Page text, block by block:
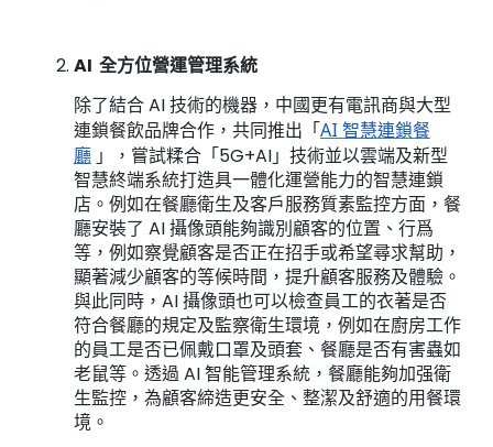
AI 全方位營運管理系統
除了結合 AI 技術的機器，中國更有電訊商與大型
連鎖餐飲品牌合作，共同推出 「AI 智慧連鎖餐
廳 」，嘗試糅合「5G+AI」技術並以雲端及新型
智慧終端系統打造具一體化運營能力的智慧連鎖
店。例如在餐廳衛生及客戶服務質素監控方面，餐
廳安裝了 AI 攝像頭能夠識別顧客的位置、行爲
等，例如察覺顧客是否正在招手或希望尋求幫助，
顯著減少顧客的等候時間，提升顧客服務及體驗。
與此同時，AI 攝像頭也可以檢查員工的衣著是否
符合餐廳的規定及監察衛生環境，例如在廚房工作
的員工是否已佩戴口罩及頭套、餐廳是否有害蟲如
老鼠等。透過 AI 智能管理系統，餐廳能夠加强衛
生監控，為顧客締造更安全、整潔及舒適的用餐環
境。